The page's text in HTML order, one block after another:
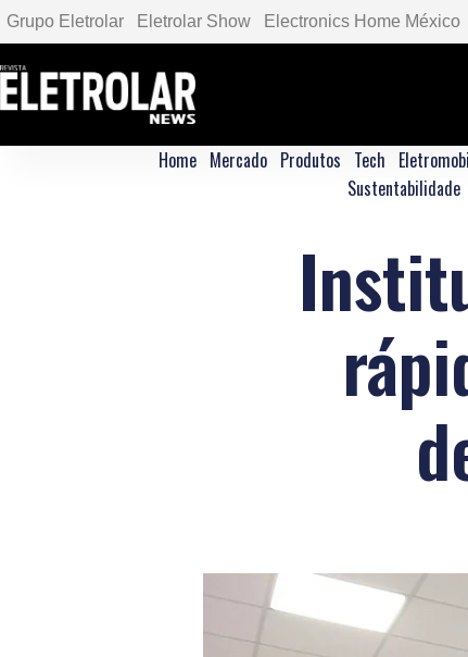
Grupo Eletrolar Eletrolar Show Electronics Home México
Home Mercado Produtos Tech
Sustentabilidade